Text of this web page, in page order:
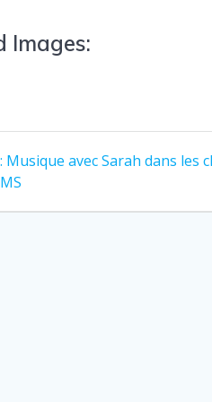
Images:
Musique avec Sarah dans les